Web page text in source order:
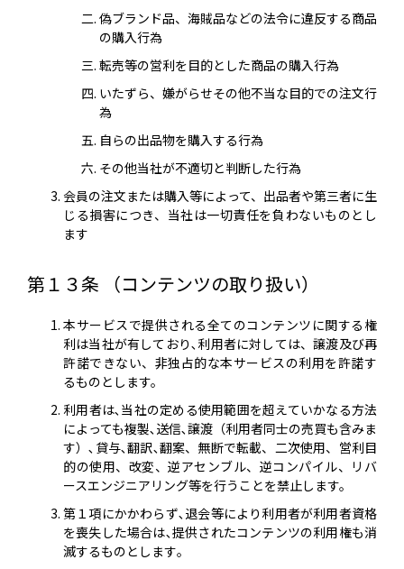
偽ブランド品、海賊品などの法令に違反する商品
の購入行為
転売等の営利を目的とした商品の購入行為
いたずら、嫌がらせその他不当な目的での注文行
為
自らの出品物を購入する行為
その他当社が不適切と判断した行為
会員の注文または購入等によって、出品者や第三者に生
じる損害につき、当社は一切責任を負わないものとし
ます
第１３条 （コンテンツの取り扱い）
本サービスで提供される全てのコンテンツに関する権
利は当社が有しており､利用者に対しては、譲渡及び再
許諾できない、非独占的な本サービスの利用を許諾す
るものとします。
利用者は､当社の定める使用範囲を超えていかなる方法
によっても複製､送信､譲渡（利用者同士の売買も含みま
す）､貸与､翻訳､翻案、無断で転載、二次使用、営利目
的の使用、改変、逆アセンブル、逆コンパイル、リバ
ースエンジニアリング等を行うことを禁止します。
第１項にかかわらず､退会等により利用者が利用者資格
を喪失した場合は､提供されたコンテンツの利用権も消
滅するものとします｡